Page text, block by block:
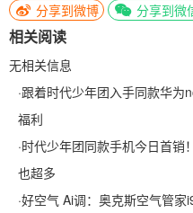
分享到微博 分享到微
相关阅读
无相关信息
·跟着时代少年团入手同款华为
福利
·时代少年团同款手机今日首销
也超多
·好空气 Ai调：奥克斯空气管